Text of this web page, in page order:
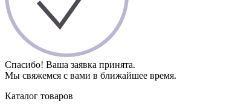
Спасибо! Ваша заявка принята.
Мы свяжемся с вами в ближайшее время.
Каталог товаров